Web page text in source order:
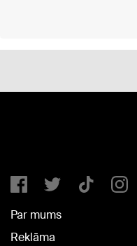
Par mums
Reklāma